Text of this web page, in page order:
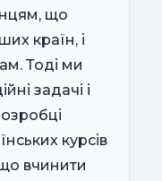
що
країн, і
Тоді ми
задачі і
курсів
вчинити